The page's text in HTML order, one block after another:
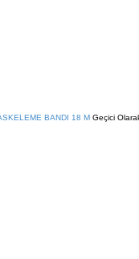
BANDI 18 M Geçici